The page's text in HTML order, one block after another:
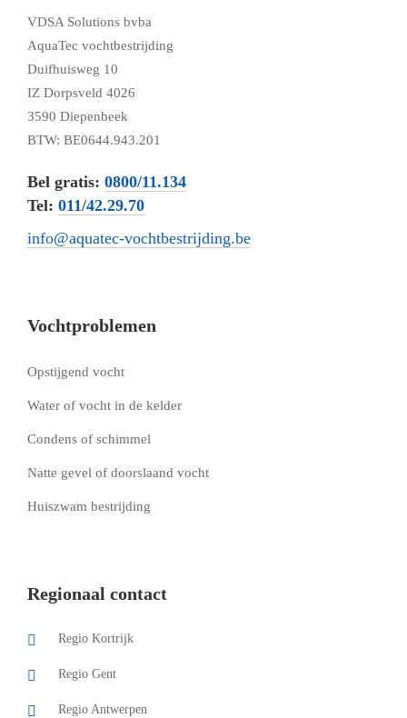
VDSA Solutions bvba
AquaTec vochtbestrijding
Duifhuisweg 10
IZ Dorpsveld 4026
3590 Diepenbeek
BTW: BE0644.943.201
Bel gratis: 0800/11.134
Tel: 011/42.29.70
info@aquatec-vochtbestrijding.be
Vochtproblemen
Opstijgend vocht
Water of vocht in de kelder
Condens of schimmel
Natte gevel of doorslaand vocht
Huiszwam bestrijding
Regionaal contact
Regio Kortrijk
Regio Gent
Regio Antwerpen